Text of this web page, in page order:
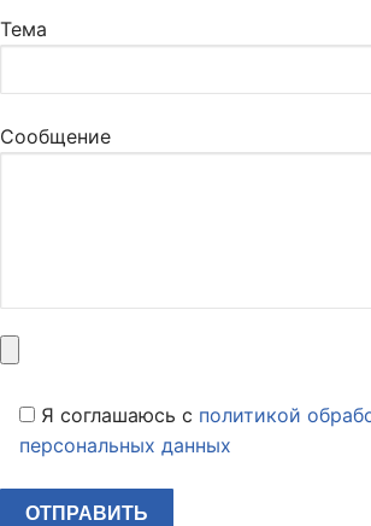
Тема
Сообщение
Я соглашаюсь c политикой
персональных данных